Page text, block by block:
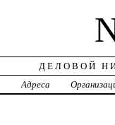
ДЕЛОВОЙ
Адреса